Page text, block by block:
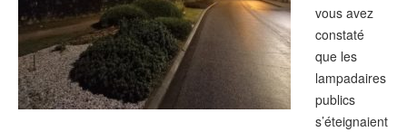
vous avez
constaté
que les
lampadaires
publics
s’éteignaient